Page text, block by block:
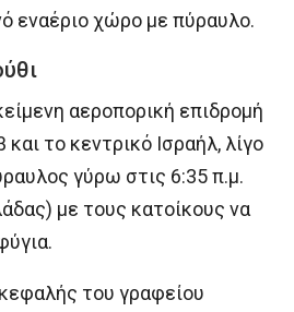
εναέριο χώρο με πύραυλο.
αεροπορική επιδρομή
το κεντρικό Ισραήλ, λίγο
γύρω στις 6:35 π.μ.
με τους κατοίκους να
του γραφείου